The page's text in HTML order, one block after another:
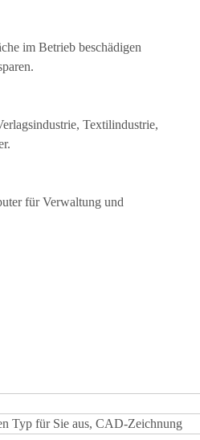
im Betrieb beschädigen
Textilindustrie,
für Verwaltung und
Typ für Sie aus, CAD-Zeichnung